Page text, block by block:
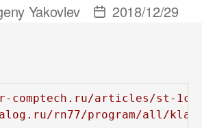
Yakovlev
Дата2018/12/29
comptech.ru/articles/st-1c-
rn77/program/all/